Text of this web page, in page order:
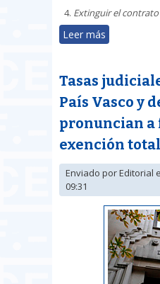
Extinguir el
Leer más
supuesto)
Tasas
País Vasco y
pronuncian a
exención total
Enviado porEditorial
09:31